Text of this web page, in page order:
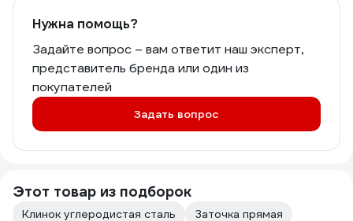
Нужна помощь?
Задайте вопрос – вам ответит наш эксперт,
представитель бренда или один из
покупателей
Задать вопрос
Этот товар из подборок
Клинок углеродистая сталь
Заточка прямая